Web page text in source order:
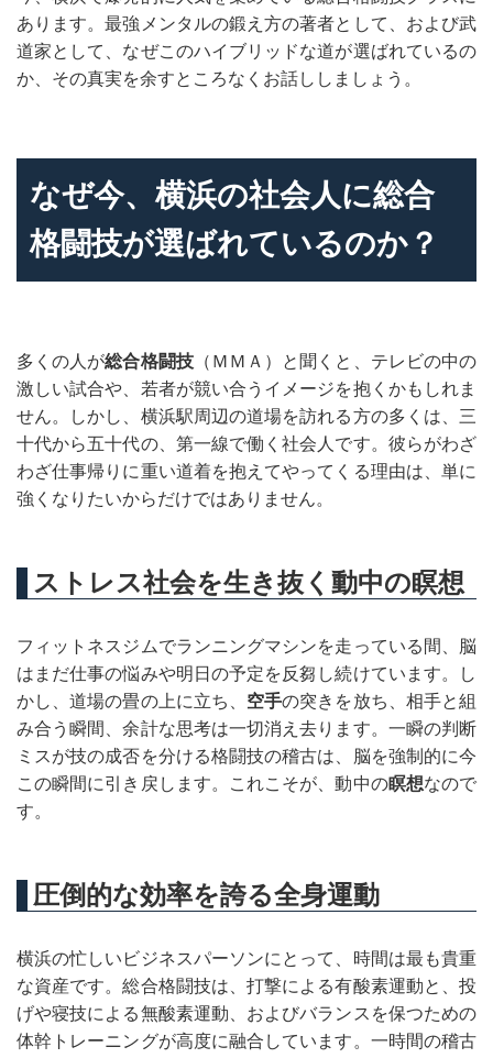
あります。最強メンタルの鍛え方の著者として、および武
道家として、なぜこのハイブリッドな道が選ばれているの
か、その真実を余すところなくお話ししましょう。
なぜ今、横浜の社会人に総合
格闘技が選ばれているのか？
多くの人が総合格闘技（ＭＭＡ）と聞くと、テレビの中の
激しい試合や、若者が競い合うイメージを抱くかもしれま
せん。しかし、横浜駅周辺の道場を訪れる方の多くは、三
十代から五十代の、第一線で働く社会人です。彼らがわざ
わざ仕事帰りに重い道着を抱えてやってくる理由は、単に
強くなりたいからだけではありません。
ストレス社会を生き抜く動中の瞑想
フィットネスジムでランニングマシンを走っている間、脳
はまだ仕事の悩みや明日の予定を反芻し続けています。し
かし、道場の畳の上に立ち、 空手の突きを放ち、相手と組
み合う瞬間、余計な思考は一切消え去ります。一瞬の判断
ミスが技の成否を分ける格闘技の稽古は、脳を強制的に今
この瞬間に引き戻します。これこそが、動中の瞑想なので
す。
圧倒的な効率を誇る全身運動
横浜の忙しいビジネスパーソンにとって、時間は最も貴重
な資産です。総合格闘技は、打撃による有酸素運動と、投
げや寝技による無酸素運動、およびバランスを保つための
体幹トレーニングが高度に融合しています。一時間の稽古